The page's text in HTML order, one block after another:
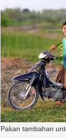
Pakan tambahan